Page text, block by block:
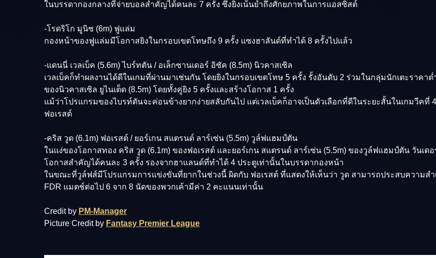
ในบรรดากองกลางที่จ่ายบอลสำคัญได้คนละ 7 ครั้ง ซึ่งยิ่งเน้นย้ำถึงศักยภาพในการแอสซิสต์
-โรดริโก มูนิซ (6m) ฟูแล่ม
กองหน้าของฟูแล่มมีโอกาสยิงในกรอบเขตโทษถึง 9 ครั้ง แซงฮาลันด์ที่ทำได้ 8 ครั้งไปแล้ว
-แดนนี่ เวลเบ็ค (5.6m) ไบร์ทตัน / อเล็กซานเดอร์ อิซัค (8.5m) นิวคาสเซิล
เวลเบ็คก็ทำผลงานได้ดีในเกมที่ผ่านมาเช่นกัน โดยยิงในกรอบเขตโทษ 5 ครั้ง รั้งอันดับ 2 ร่วมในกลุ่มนักเตะราคา
ของนิวคาสเซิล ยูไนเต็ด (8.5m) โดยทั้งคู่ยิง 5 ครั้งและสร้างโอกาส 1 ครั้ง
แม้ว่าโปรแกรมของไบรท์ตันจะค่อนข้างยากง่ายสลับกันไป แต่เวลเบ็คก็อาจเป็นตัวเลือกที่ดีในระยะสั้นในเกมวีค
ฟอเรสต์
-คริส วูด (6.1m) ฟอเรสต์ / ยอร์เกน สแตรนด์ ลาร์เซ่น (5.5m) วูล์ฟแฮมป์ตัน
ในแง่ของโอกาสทอง คริส วูด (6.1m) ของฟอเรสต์ และยอร์เกน สแตรนด์ ลาร์เซ่น (5.5m) ของวูล์ฟแฮมป์ตัน วันเด
โอกาสสำคัญได้คนละ 3 ครั้ง รองจากฮาแลนด์ที่ทำได้ 4 ประตูเท่านั้นในบรรดากองหน้า
ในขณะที่วูล์ฟส์มีโปรแกรมการแข่งขันที่ยากในช่วงนี้ ผิดกับ ฟอเรสต์ ที่แสดงให้เห็นว่า วูด สามารถประสบความส
FDR แมตช์ต่อไป 6 จาก 8 นัดของพวกเค้ามีค่า 2 คะแนนเท่านั้น
Credit by PM-Manager
Picture Credit by Fantasy Premier League